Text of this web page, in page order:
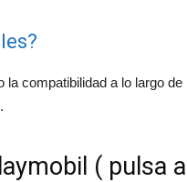
compatibilidad a lo largo
( pulsa